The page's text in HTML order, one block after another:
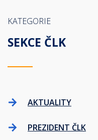
KATEGORIE
SEKCE ČLK
AKTUALITY
PREZIDENT ČLK